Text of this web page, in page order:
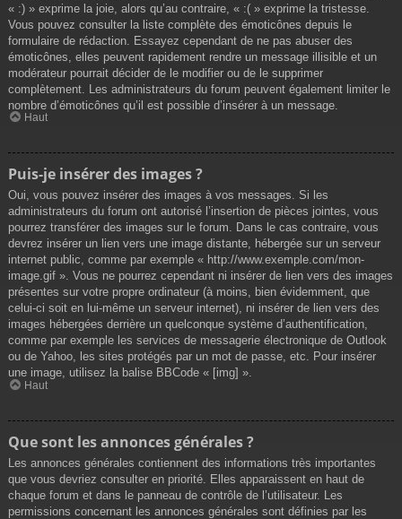
« :) » exprime la joie, alors qu’au contraire, « :( » exprime la tristesse.
Vous pouvez consulter la liste complète des émoticônes depuis le
formulaire de rédaction. Essayez cependant de ne pas abuser des
émoticônes, elles peuvent rapidement rendre un message illisible et un
modérateur pourrait décider de le modifier ou de le supprimer
complètement. Les administrateurs du forum peuvent également limiter le
nombre d’émoticônes qu’il est possible d’insérer à un message.
Haut
Puis-je insérer des images ?
Oui, vous pouvez insérer des images à vos messages. Si les
administrateurs du forum ont autorisé l’insertion de pièces jointes, vous
pourrez transférer des images sur le forum. Dans le cas contraire, vous
devrez insérer un lien vers une image distante, hébergée sur un serveur
internet public, comme par exemple « http://www.exemple.com/mon-
image.gif ». Vous ne pourrez cependant ni insérer de lien vers des images
présentes sur votre propre ordinateur (à moins, bien évidemment, que
celui-ci soit en lui-même un serveur internet), ni insérer de lien vers des
images hébergées derrière un quelconque système d’authentification,
comme par exemple les services de messagerie électronique de Outlook
ou de Yahoo, les sites protégés par un mot de passe, etc. Pour insérer
une image, utilisez la balise BBCode « [img] ».
Haut
Que sont les annonces générales ?
Les annonces générales contiennent des informations très importantes
que vous devriez consulter en priorité. Elles apparaissent en haut de
chaque forum et dans le panneau de contrôle de l’utilisateur. Les
permissions concernant les annonces générales sont définies par les